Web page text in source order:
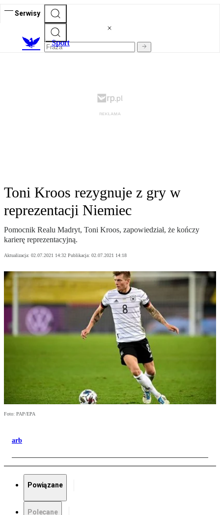
Serwisy
Sport
Toni Kroos rezygnuje z gry w
reprezentacji Niemiec
Pomocnik Realu Madryt, Toni Kroos, zapowiedział, że kończy
karierę reprezentacyjną.
Aktualizacja: 02.07.2021 14:32 Publikacja: 02.07.2021 14:18
Foto: PAP/EPA
arb
Powiązane
Polecane